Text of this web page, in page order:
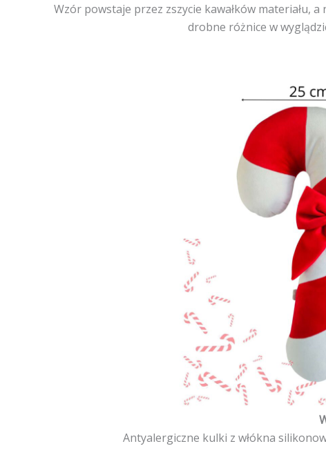
Wzór powstaje przez zszycie kawałków materiału,
drobne różnice w
Antyalergiczne kulki z włókna